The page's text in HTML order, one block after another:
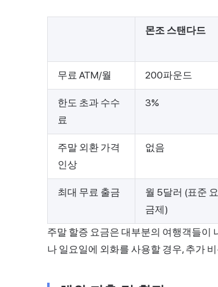
몬조 스탠다드
무료 ATM/월 200파운드
한도 초과 수수
료
3%
주말 외환 가격
인상
없음
최대 무료 출금
월 5달러 (표준 요
금제)
주말 할증 요금은 대부분의 여행객들이
나 일요일에 외화를 사용할 경우, 추가